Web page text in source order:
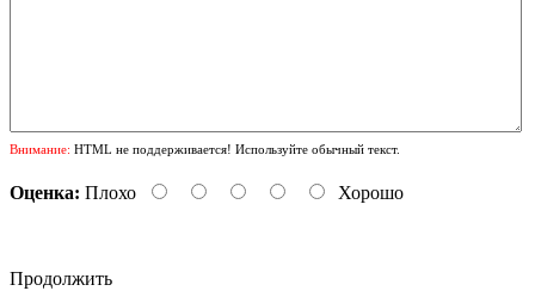
Внимание: HTML не поддерживается! Используйте обычный текст.
Оценка: Плохо Хорошо
Продолжить